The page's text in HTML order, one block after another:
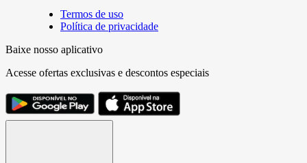
Termos de uso
Política de privacidade
Baixe nosso aplicativo
Acesse ofertas exclusivas e descontos especiais